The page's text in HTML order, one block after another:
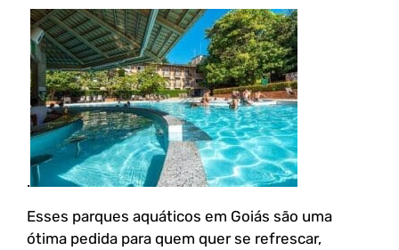
.
Esses parques aquáticos em Goiás são uma
ótima pedida para quem quer se refrescar,